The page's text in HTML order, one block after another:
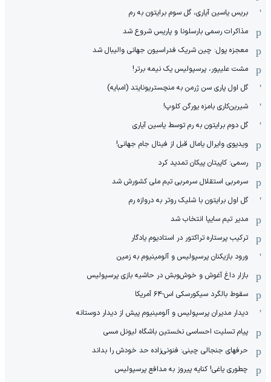
بریس یاسین آیاری، گل سوم برایتون به رم
مذاکرات رسمی بارسلونا و پاریس شروع شد
معجزه پول: چین شریک فدراسیون جهانی والیبال شد
مشت علیپور، پرسپولیس یک نیمه برتر!
گل اول پاری سن ژرمن به منچستریونایتد (امبایه)
شیرین‌کاری بامزه یورگن کلوپ!
گل دوم برایتون به رم توسط یاسین آیاری
ویدیوی وایرال یامال قبل از فینال جام جهانی!
رسمی: کاپیتان پیکان تمدید کرد
سرمربی استقلال سرمربی تیم ملی کشورش شد
گل اول برایتون با شلیک روتر به دروازه رم
مدیر تیم سایپا انتخاب شد
ترکیب پرستاره تراکتور در استادیوم یادگار
ورود بازیکنان پرسپولیس و آلومینیوم به زمین
بازار داغ آغوش و خوش‌و‌بش در حاشیه بازی پرسپولیس
سقوط بالگرد سیکورسکی اس-۶۴ آمریکا
دیدار مدیران پرسپولیس و آلومینیوم پیش از دیدار دوستانه
پیام تسلیت احساسی نخستین باشگاه لیونل مسی
حرفهای جنجالی چینی: فنونی‌زاده حد خودش را بداند
چطوری یاغی! کنایه پیروز به مدافع پرسپولیس